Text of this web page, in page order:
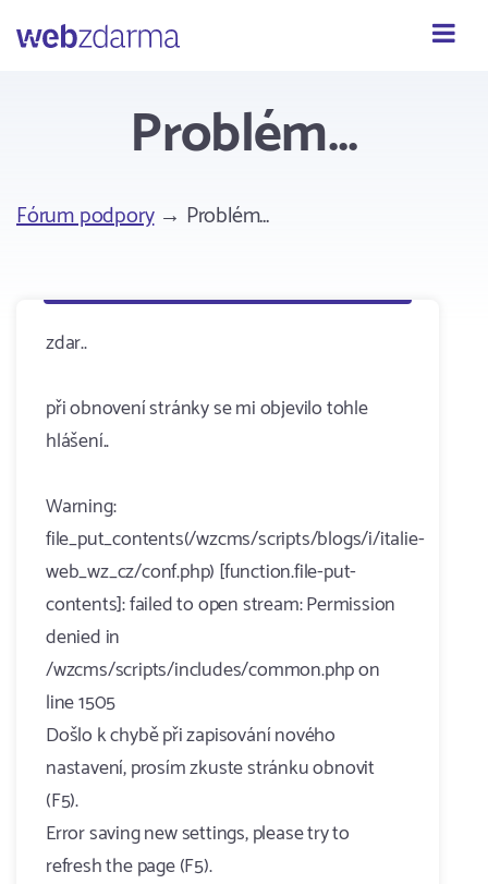
Webzdarma
Problém...
Fórum podpory→ Problém...
zdar..
při obnovení stránky se mi objevilo tohle
hlášení..
Warning:
file_put_contents(/wzcms/scripts/blogs/i/italie-
web_wz_cz/conf.php) [function.file-put-
contents]: failed to open stream: Permission
denied in
/wzcms/scripts/includes/common.php on
line 1505
Došlo k chybě při zapisování nového
nastavení, prosím zkuste stránku obnovit
(F5).
Error saving new settings, please try to
refresh the page (F5).